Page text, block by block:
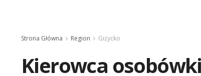
Strona Główna Region Giżycko
Kierowca